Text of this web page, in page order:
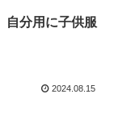
自分用に子供服
2024.08.15